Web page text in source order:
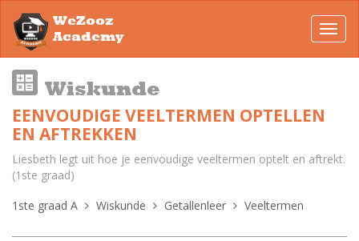
WeZooz
Academy
Wiskunde
EENVOUDIGE VEELTERMEN OPTELLEN
EN AFTREKKEN
Liesbeth legt uit hoe je eenvoudige veeltermen optelt en aftrekt.
(1ste graad)
1ste graad A
Wiskunde Getallenleer Veeltermen